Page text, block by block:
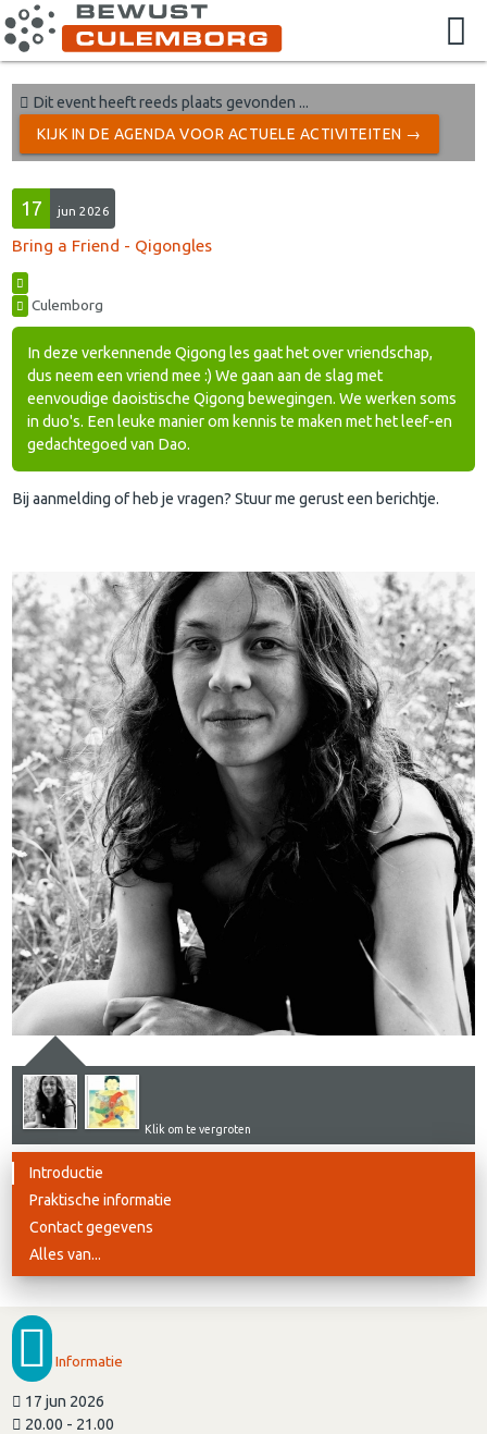
Dit event heeft reeds plaats gevonden ...
KIJK IN DE AGENDA VOOR ACTUELE ACTIVITEITEN →
17 jun 2026
Bring a Friend - Qigongles
Culemborg
In deze verkennende Qigong les gaat het over vriendschap,
dus neem een vriend mee :) We gaan aan de slag met
eenvoudige daoistische Qigong bewegingen. We werken soms
in duo's. Een leuke manier om kennis te maken met het leef-en
gedachtegoed van Dao.
Bij aanmelding of heb je vragen? Stuur me gerust een berichtje.
Klik om te vergroten
Introductie
Praktische informatie
Contact gegevens
Alles van...
Informatie
17 jun 2026
20.00 - 21.00